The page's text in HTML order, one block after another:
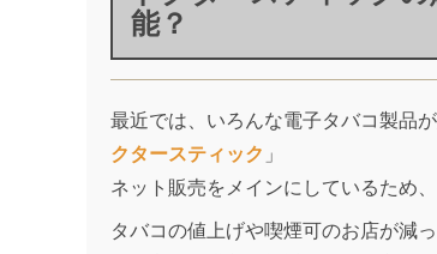
能？
最近では、いろんな電子タバコ製品
クタースティック 」
ネット販売をメインにしているため
タバコの値上げや喫煙可のお店が減